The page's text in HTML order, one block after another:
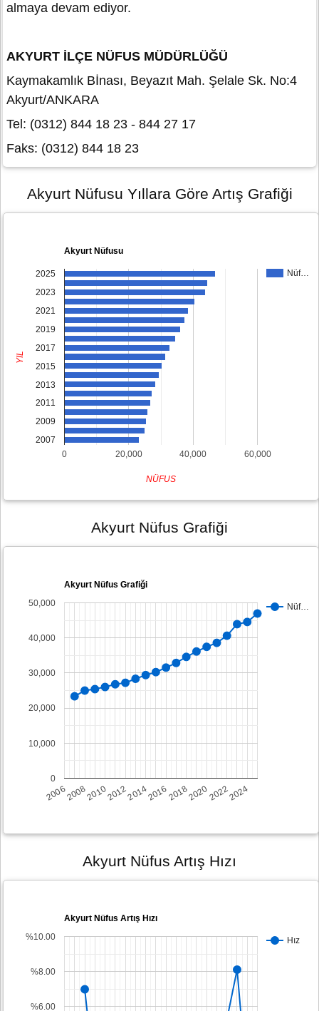
almaya devam ediyor.
AKYURT İLÇE NÜFUS MÜDÜRLÜĞÜ
Kaymakamlık Bİnası, Beyazıt Mah. Şelale Sk. No:4
Akyurt/ANKARA
Tel: (0312) 844 18 23 - 844 27 17
Faks: (0312) 844 18 23
Akyurt Nüfusu Yıllara Göre Artış Grafiği
Akyurt Nüfusu
Nüf…
0 20,000 40,000 60,000
2025
2023
2021
2019
2017
2015
2013
2011
2009
2007
NÜFUS
YIL
Akyurt Nüfus Grafiği
Akyurt Nüfus Grafiği
Nüf…
2006200820102012201420162018202020222024
0
10,000
20,000
30,000
40,000
50,000
Akyurt Nüfus Artış Hızı
Akyurt Nüfus Artış Hızı
Hız
%6.00
%8.00
%10.00